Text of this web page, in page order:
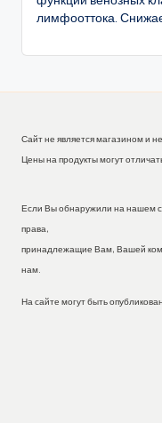
лимфооттока.
Сайт не является магазином и
Цены на продукты могут
Если Вы обнаружили на нашем
права,
принадлежащие Вам, Вашей
нам.
На сайте могут быть